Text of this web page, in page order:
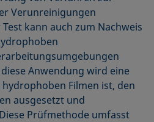
7:2024
Verunreinigungen
kann auch zum Nachweis
Anwendung wird eine
Filmen ist, den
ausgesetzt und
Prüfmethode umfasst